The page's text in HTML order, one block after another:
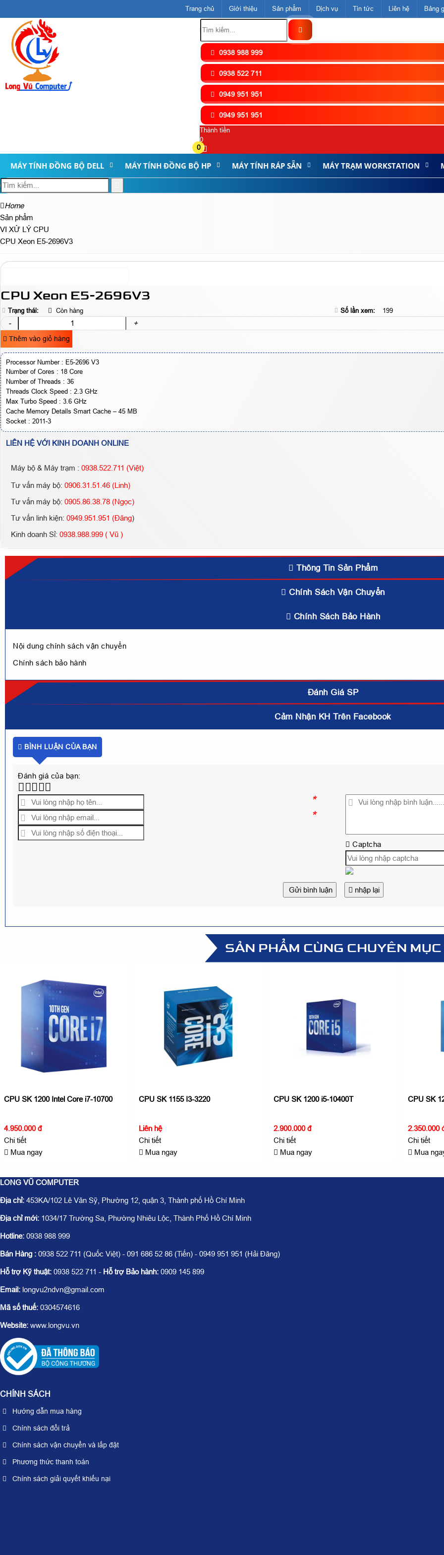
Trang chủ Giới thiệu Sản phẩm Dịch vụ Tin tức Liên hệ Bảng
0938 988 999
0938 522 711
0949 951 951
0949 951 951
Thành tiền
0
0
MÁY TÍNH ĐỒNG BỘ DELL MÁY TÍNH ĐỒNG BỘ HP MÁY TÍNH RÁP SẴN MÁY TRẠM WORKSTATION
Home
Sản phẩm
VI XỬ LÝ CPU
CPU Xeon E5-2696V3
CPU Xeon E5-2696V3
Trạng thái: Còn hàng Số lần xem: 199
- +
Thêm vào giỏ hàng
Processor Number : E5-2696 V3
Number of Cores : 18 Core
Number of Threads : 36
Threads Clock Speed : 2.3 GHz
Max Turbo Speed : 3.6 GHz
Cache Memory Details Smart Cache – 45 MB
Socket : 2011-3
LIÊN HỆ VỚI KINH DOANH ONLINE
Máy bộ & Máy trạm : 0938.522.711 (Việt)
Tư vấn máy bộ: 0906.31.51.46 (Linh)
Tư vấn máy bộ: 0905.86.38.78 (Ngọc)
Tư vấn linh kiện: 0949.951.951 (Đăng)
Kinh doanh Sỉ: 0938.988.999 ( Vũ )
Thông Tin Sản Phẩm
Chính Sách Vận Chuyển
Chính Sách Bảo Hành
Nội dung chính sách vận chuyển
Chính sách bảo hành
Đánh Giá SP
Cảm Nhận KH Trên Facebook
BÌNH LUẬN CỦA BẠN
Đánh giá của bạn:
*
*
Captcha
Gửi bình luận nhập lại
SẢN PHẨM CÙNG CHUYÊN MỤC
CPU SK 1200 Intel Core i7-10700
4.950.000 đ
Chi tiết
Mua ngay
CPU SK 1155 I3-3220
Liên hệ
Chi tiết
Mua ngay
CPU SK 1200 i5-10400T
2.900.000 đ
Chi tiết
Mua ngay
CPU SK
2.350.000
Chi tiết
Mua
LONG VŨ COMPUTER
Địa chỉ: 453KA/102 Lê Văn Sỹ, Phường 12, quận 3, Thành phố Hồ Chí Minh
Địa chỉ mới: 1034/17 Trường Sa, Phường Nhiêu Lộc, Thành Phố Hồ Chí Minh
Hotline: 0938 988 999
Bán Hàng : 0938 522 711 (Quốc Việt) - 091 686 52 86 (Tiến) - 0949 951 951 (Hải Đăng)
Hỗ trợ Kỹ thuật: 0938 522 711 - Hỗ trợ Bảo hành: 0909 145 899
Email: longvu2ndvn@gmail.com
Mã số thuế: 0304574616
Website: www.longvu.vn
CHÍNH SÁCH
Hướng dẫn mua hàng
Chính sách đổi trả
Chính sách vận chuyển và lắp đặt
Phương thức thanh toán
Chính sách giải quyết khiếu nại